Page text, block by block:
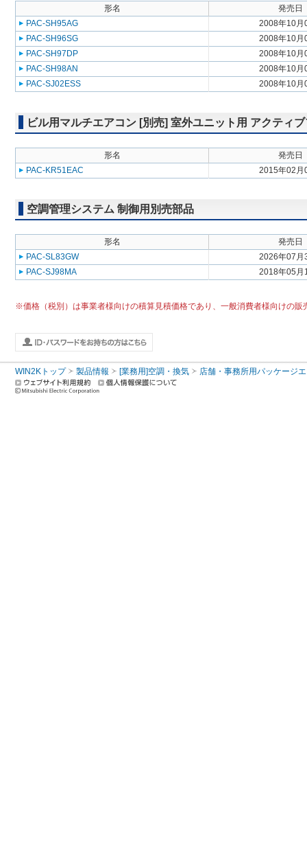
形名
発売日
PAC-SH95AG
2008年10月
PAC-SH96SG
2008年10月
PAC-SH97DP
2008年10月
PAC-SH98AN
2008年10月
PAC-SJ02ESS
2008年10月
ビル用マルチエアコン [別売] 室外ユニット用 アクティ
形名
発売日
PAC-KR51EAC
2015年02月
空調管理システム 制御用別売部品
形名
発売日
PAC-SL83GW
2026年07月
PAC-SJ98MA
2018年05月
※価格（税別）は事業者様向けの積算見積価格であり、一般消費者様向けの販
WIN2Kトップ 製品情報 [業務用]空調・換気 店舗・事務所用パッケージ